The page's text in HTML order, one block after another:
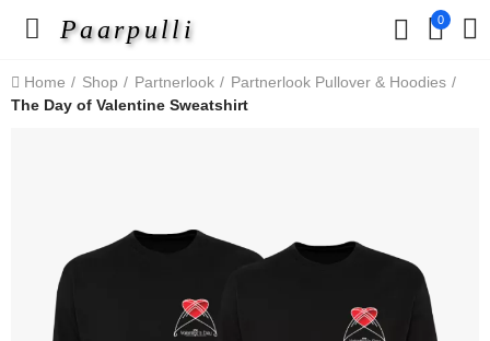
Paarpulli 0
Home Shop Partnerlook
Partnerlook Pullover & Hoodies
The Day of Valentine Sweatshirt